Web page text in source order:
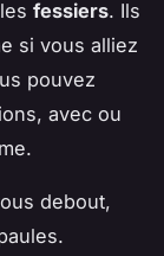
fessiers. Ils
si vous alliez
pouvez
avec ou
debout,